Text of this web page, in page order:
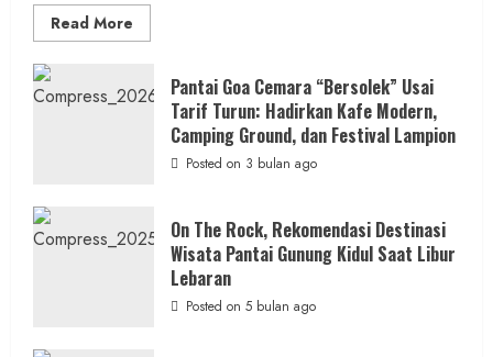
Gencarkan KRYD, Polda DIY Sita 13.817
Botol Miras Ilegal dan Oplosan Selama
Semester I Tahun 2026
Read More
more
THE
ROCK
Gunungkidul
Hadirkan
Konsep
Wisata
Kekinian
Pantai Goa Cemara “Bersolek” Usai
Tarif Turun: Hadirkan Kafe Modern,
Camping Ground, dan Festival Lampion
Posted on 3 bulan ago
On The Rock, Rekomendasi Destinasi
Wisata Pantai Gunung Kidul Saat Libur
Lebaran
Posted on 5 bulan ago